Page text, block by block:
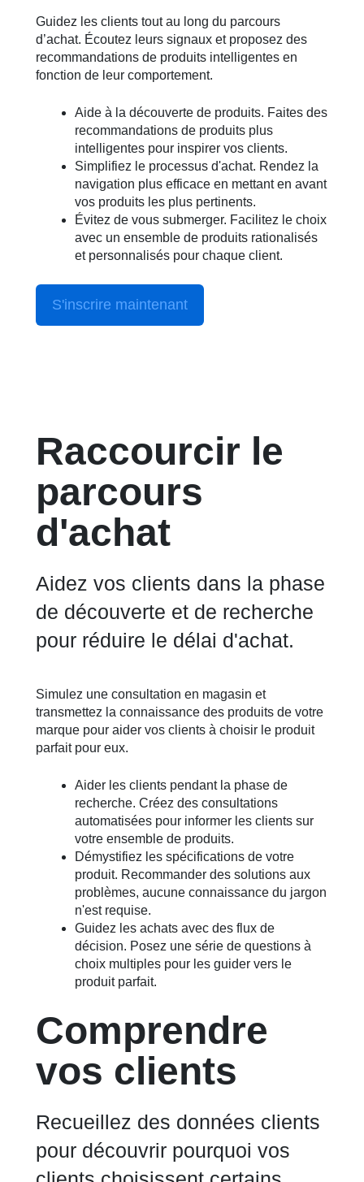
Guidez les clients tout au long du parcours
d’achat. Écoutez leurs signaux et proposez des
recommandations de produits intelligentes en
fonction de leur comportement.
Aide à la découverte de produits. Faites des
recommandations de produits plus
intelligentes pour inspirer vos clients.
Simplifiez le processus d'achat. Rendez la
navigation plus efficace en mettant en avant
vos produits les plus pertinents.
Évitez de vous submerger. Facilitez le choix
avec un ensemble de produits rationalisés
et personnalisés pour chaque client.
S'inscrire maintenant
Raccourcir le
parcours
d'achat
Aidez vos clients dans la phase
de découverte et de recherche
pour réduire le délai d'achat.
Simulez une consultation en magasin et
transmettez la connaissance des produits de votre
marque pour aider vos clients à choisir le produit
parfait pour eux.
Aider les clients pendant la phase de
recherche. Créez des consultations
automatisées pour informer les clients sur
votre ensemble de produits.
Démystifiez les spécifications de votre
produit. Recommander des solutions aux
problèmes, aucune connaissance du jargon
n'est requise.
Guidez les achats avec des flux de
décision. Posez une série de questions à
choix multiples pour les guider vers le
produit parfait.
Comprendre
vos clients
Recueillez des données clients
pour découvrir pourquoi vos